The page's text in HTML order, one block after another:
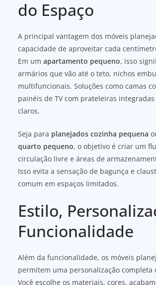
do Espaço
A principal vantagem dos móveis
capacidade de aproveitar cada
Em um apartamento pequeno, isso
armários que vão até o teto, nichos
multifuncionais. Soluções como camas
painéis de TV com prateleiras integradas
claros.
Seja para planejados cozinha pequena
quarto pequeno, o objetivo é criar um
circulação livre e áreas de
Isso evita a sensação de bagunça e
comum em espaços limitados.
Estilo,
Funcionalidade
Além da funcionalidade, os móveis
permitem uma personalização completa
Você escolhe os materiais, cores,